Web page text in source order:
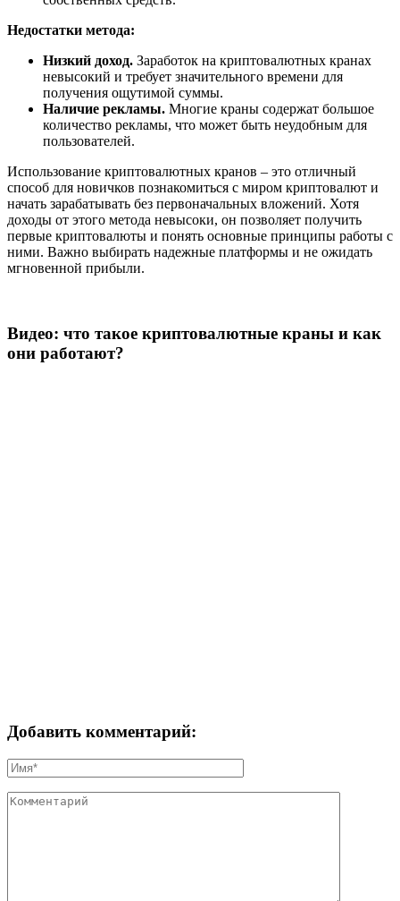
Недостатки метода:
Низкий доход. Заработок на криптовалютных кранах
невысокий и требует значительного времени для
получения ощутимой суммы.
Наличие рекламы. Многие краны содержат большое
количество рекламы, что может быть неудобным для
пользователей.
Использование криптовалютных кранов – это отличный
способ для новичков познакомиться с миром криптовалют и
начать зарабатывать без первоначальных вложений. Хотя
доходы от этого метода невысоки, он позволяет получить
первые криптовалюты и понять основные принципы работы с
ними. Важно выбирать надежные платформы и не ожидать
мгновенной прибыли.
Видео: что такое криптовалютные краны и как
они работают?
Добавить комментарий: